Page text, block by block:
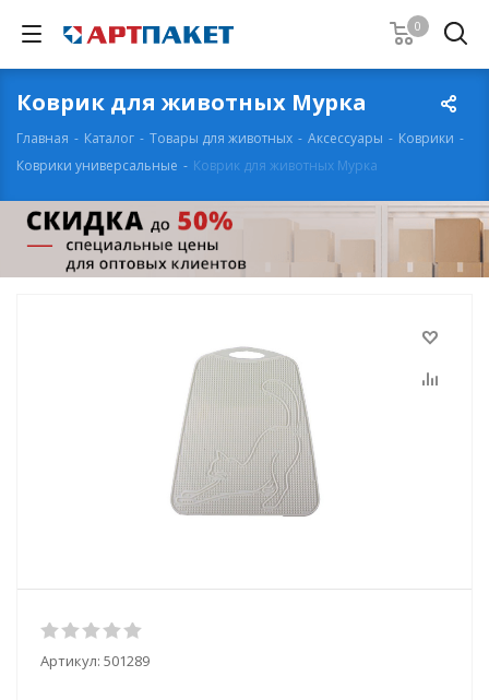
0
Коврик для животных Мурка
Главная - Каталог - Товары для животных - Аксессуары - Коврики -
Коврики универсальные - Коврик для животных Мурка
Артикул: 501289